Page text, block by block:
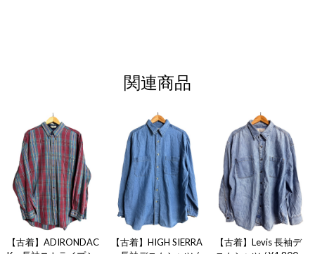
関連商品
【古着】ADIRONDAC
【古着】HIGH SIERRA
【古着】Levis 長袖デ